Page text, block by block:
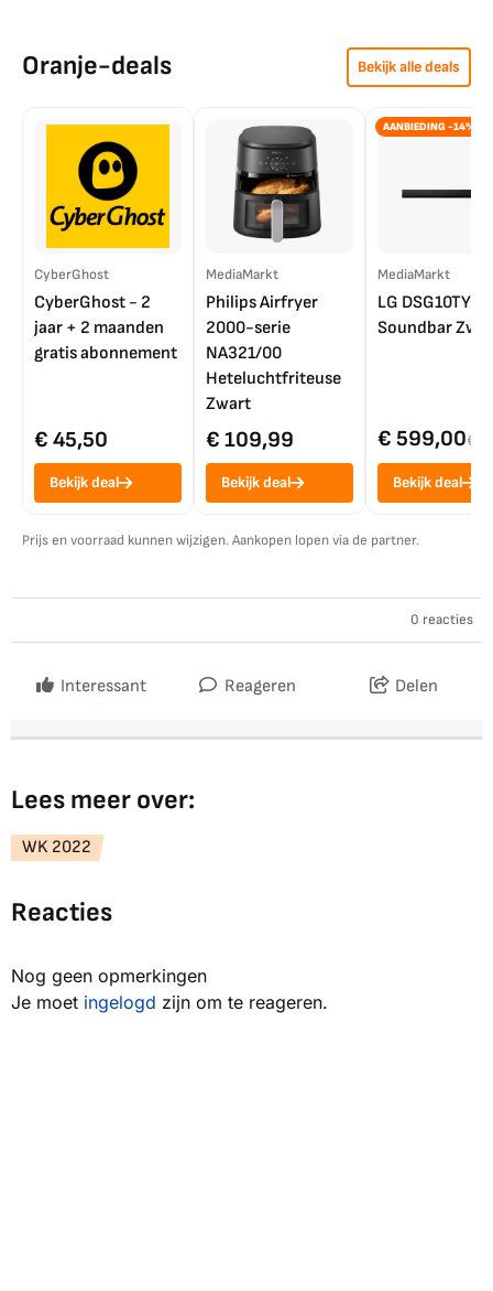
Oranje-deals Bekijk alle deals
CyberGhost
CyberGhost - 2
jaar + 2 maanden
gratis abonnement
€ 45,50
Bekijk deal
MediaMarkt
Philips Airfryer
2000-serie
NA321/00
Heteluchtfriteuse
Zwart
€ 109,99
Bekijk deal
AANBIEDING -14%
MediaMarkt
LG DSG10TY
Soundbar
€ 599,00€
Bekijk deal
Prijs en voorraad kunnen wijzigen. Aankopen lopen via de partner.
0 reacties
Interessant Reageren Delen
Lees meer over:
WK 2022
Reacties
Nog geen opmerkingen
Je moet ingelogd zijn om te reageren.